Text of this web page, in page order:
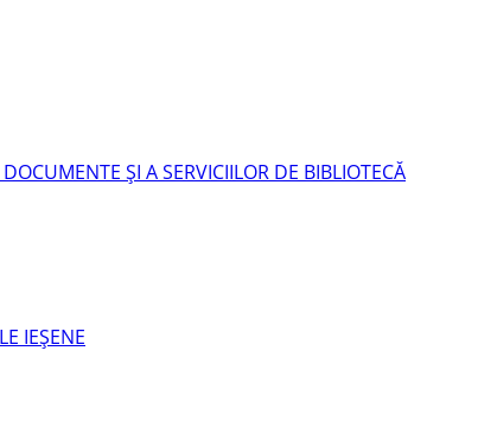
ŞI A SERVICIILOR DE BIBLIOTECĂ
IEŞENE